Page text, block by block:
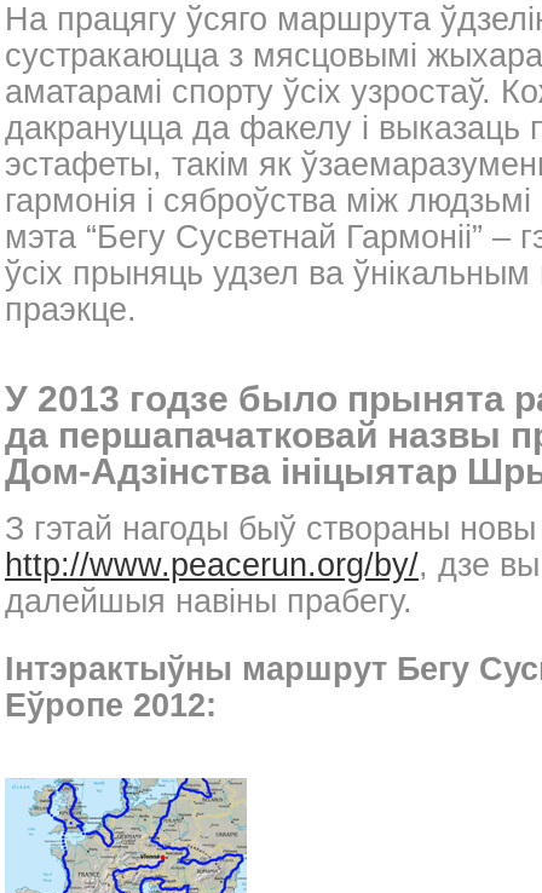
На працягу ўсяго маршрута
сустракаюцца з мясцовымі
аматарамі спорту ўсіх узростаў.
дакрануцца да факелу і выказаць
эстафеты, такім як
гармонія і сяброўства між
мэта “Бегу Сусветнай Гармоніі” –
ўсіх прыняць удзел ва
праэкце.
У 2013 годзе было прынята
да першапачатковай назвы
Дом-Адзінства ініцыятар
З гэтай нагоды быў створаны новы
http://www.peacerun.org/by/, дзе
далейшыя навіны прабегу.
Інтэрактыўны маршрут Бегу
Еўропе 2012: